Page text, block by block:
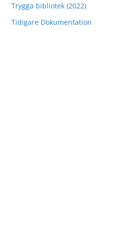
Trygga bibliotek (2022)
Tidigare Dokumentation